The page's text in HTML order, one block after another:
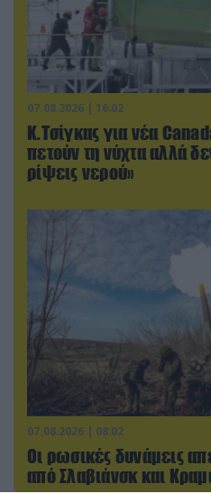
07.08.2026 | 16:02
Κ.Τσίγκας για νέα
πετούν τη νύχτα αλλά
ρίψεις νερού»
07.08.2026 | 08:02
Οι ρωσικές δυνάμεις
από Σλαβιάνσκ και